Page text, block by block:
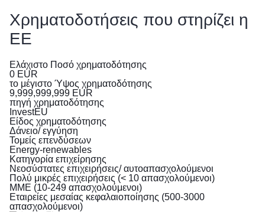
Χρηματοδοτήσεις που στηρίζει η
ΕΕ
Ελάχιστο Ποσό χρηματοδότησης
0 EUR
το μέγιστο Ύψος χρηματοδότησης
9,999,999,999 EUR
πηγή χρηματοδότησης
InvestEU
Είδος χρηματοδότησης
Δάνειο/ εγγύηση
Τομείς επενδύσεων
Energy-renewables
Κατηγορία επιχείρησης
Νεοσύστατες επιχειρήσεις/ αυτοαπασχολούμενοι
Πολύ μικρές επιχειρήσεις (< 10 απασχολούμενοι)
ΜΜΕ (10-249 απασχολούμενοι)
Εταιρείες μεσαίας κεφαλαιοποίησης (500-3000
απασχολούμενοι)